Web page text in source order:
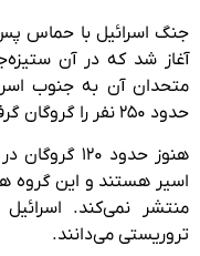
آغاز شد که در آن
حدود ۲۵۰ نفر را گروگان گرفتند.
هنوز حدود
اسیر هستند و این گروه
منتشر نمی‌کند.
تروریستی می‌دانند.